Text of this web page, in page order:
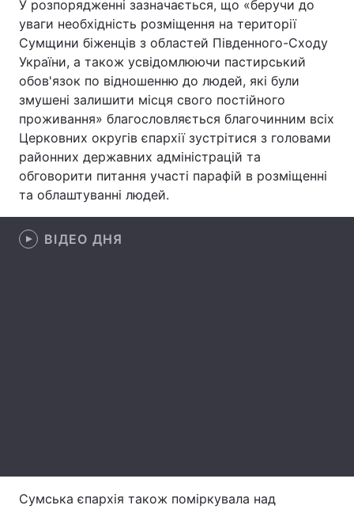
Головна Війна
Політика
Економіка Світ
Спорт
Техно і зв'язок
Думки
У розпорядженні зазначається, що «беручи до
уваги необхідність розміщення на території
Сумщини біженців з областей Південного-Сходу
України, а також усвідомлюючи пастирський
обов'язок по відношенню до людей, які були
змушені залишити місця свого постійного
проживання» благословляється благочинним всіх
Церковних округів єпархії зустрітися з головами
районних державних адміністрацій та
обговорити питання участі парафій в розміщенні
та облаштуванні людей.
ВІДЕО ДНЯ
Сумська єпархія також поміркувала над